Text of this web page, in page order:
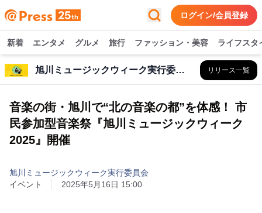
ログイン/会員登録
新着 エンタメ グルメ 旅行 ファッション・美容 ライフスタ
旭川ミュージックウィーク実行委員会 リリース一覧
音楽の街・旭川で“北の音楽の都”を体感！ 市
民参加型音楽祭『旭川ミュージックウィーク
2025』開催
旭川ミュージックウィーク実行委員会
イベント
2025年5月16日 15:00